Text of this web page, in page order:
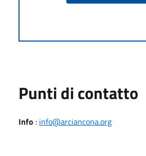
Punti di contatto
Info : info@arciancona.org